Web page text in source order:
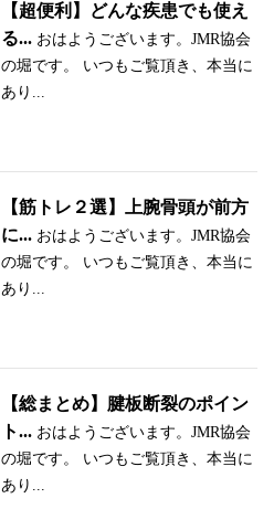
【超便利】どんな疾患でも使え
る... おはようございます。JMR協会
の堀です。 いつもご覧頂き、本当に
あり...
【筋トレ２選】上腕骨頭が前方
に... おはようございます。JMR協会
の堀です。 いつもご覧頂き、本当に
あり...
【総まとめ】腱板断裂のポイン
ト... おはようございます。JMR協会
の堀です。 いつもご覧頂き、本当に
あり...